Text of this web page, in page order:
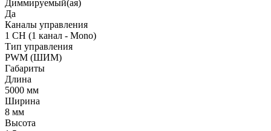
Диммируемый(ая)
Да
Каналы управления
1 CH (1 канал - Mono)
Тип управления
PWM (ШИМ)
Габариты
Длина
5000 мм
Ширина
8 мм
Высота